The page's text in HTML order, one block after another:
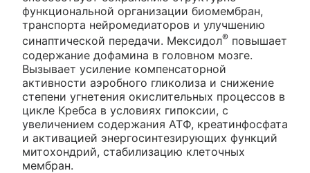
функциональной организации биомембран,
транспорта нейромедиаторов и улучшению
синаптической передачи. Мексидол® повышает
содержание дофамина в головном мозге.
Вызывает усиление компенсаторной
активности аэробного гликолиза и снижение
степени угнетения окислительных процессов в
цикле Кребса в условиях гипоксии, с
увеличением содержания АТФ, креатинфосфата
и активацией энергосинтезирующих функций
митохондрий, стабилизацию клеточных
мембран.